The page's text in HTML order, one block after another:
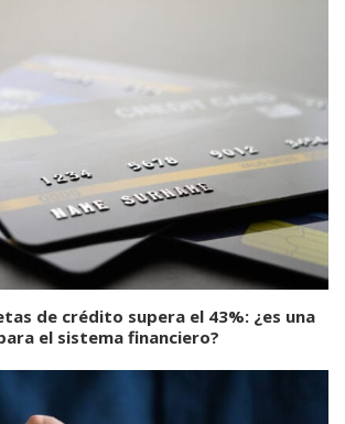
de crédito supera el 43%: ¿es una
el sistema financiero?